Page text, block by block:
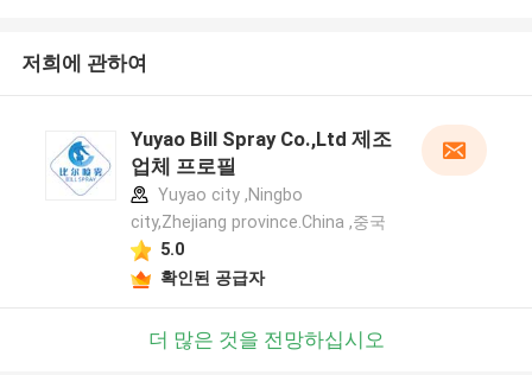
저희에 관하여
Yuyao Bill Spray Co.,Ltd 제조
업체 프로필
Yuyao city ,Ningbo
city,Zhejiang province.China ,중국
5.0
확인된 공급자
더 많은 것을 전망하십시오